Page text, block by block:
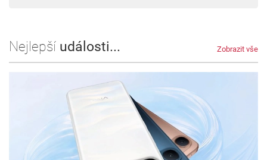
Nejlepší události... Zobrazit vše